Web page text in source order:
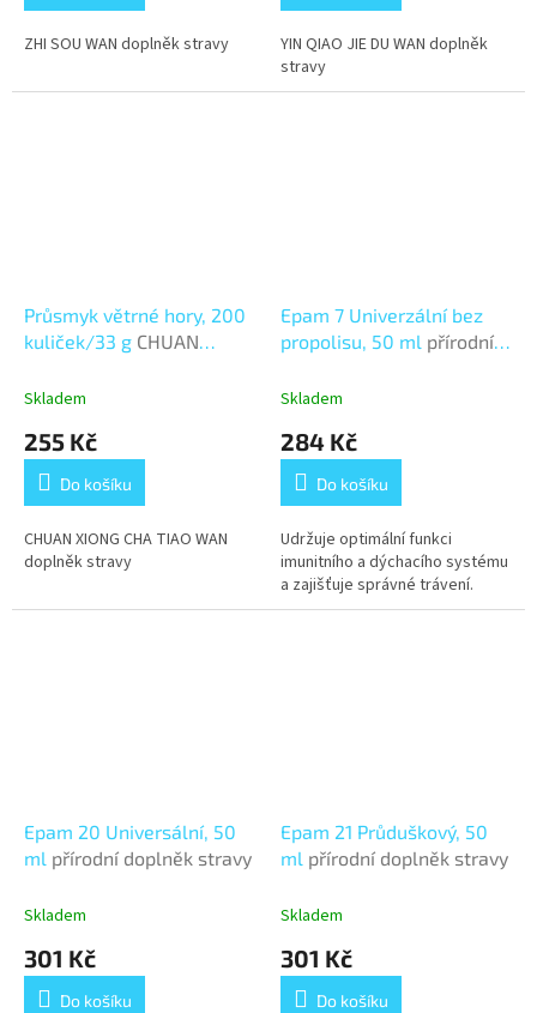
ZHI SOU WAN doplněk stravy
YIN QIAO JIE DU WAN doplněk
stravy
Průsmyk větrné hory, 200
kuliček/33 g CHUAN
Skladem
255 Kč
Do košíku
CHUAN XIONG CHA TIAO WAN
doplněk stravy
Epam 7 Univerzální bez
propolisu, 50 ml přírodní
Skladem
284 Kč
Do košíku
Udržuje optimální funkci
imunitního a dýchacího systému
a zajišťuje správné trávení.
Epam 20 Universální, 50
ml přírodní doplněk stravy
Skladem
301 Kč
Do košíku
Epam 21 Průduškový, 50
ml přírodní doplněk stravy
Skladem
301 Kč
Do košíku